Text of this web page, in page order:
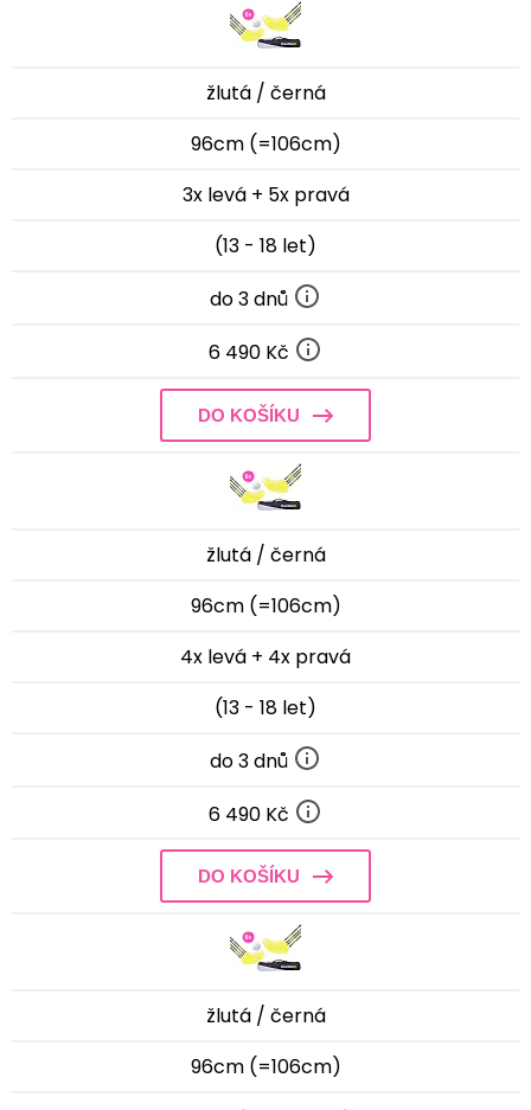
žlutá / černá
96cm (=106cm)
3x levá + 5x pravá
(13 - 18 let)
do 3 dnů
6 490 Kč
DO KOŠÍKU
žlutá / černá
96cm (=106cm)
4x levá + 4x pravá
(13 - 18 let)
do 3 dnů
6 490 Kč
DO KOŠÍKU
žlutá / černá
96cm (=106cm)